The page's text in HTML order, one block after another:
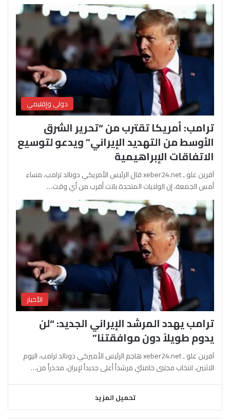
دولي وإقليمي
ترامب: أمريكا تقترب من “تحرير الشرق
الأوسط من التهديد الإيراني” ويدعو لتوسيع
الاتفاقات الإبراهيمية
آفرين علو ـ xeber24.net قال الرئيس الأمريكي دونالد ترامب، مساء
أمس الجمعة، إن الولايات المتحدة باتت أقرب من أي وقت…
الأخبار
ترامب يهدد المرشد الإيراني الجديد: “لن
يدوم طويلاً دون موافقتنا”
آفرين علو ـ xeber24.net هاجم الرئيس الأميركي دونالد ترامب، اليوم
الاثنين، انتخاب مجتبى خامنئي مرشداً أعلى جديداً لإيران، محذراً من…
تحميل المزيد